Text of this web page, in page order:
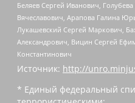
Беляев Сергей Иванович,
Вячеславович, Арапова Галина
Лукашевский Сергей Маркович,
Александрович, Вицин Сергей
Константинович
Источник: http://
* Единый федеральный